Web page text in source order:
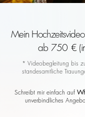
Mein
ab 750 €
* Videobegleitung bis
standesamtliche
Schreibt mir einfach auf
unverbindliches